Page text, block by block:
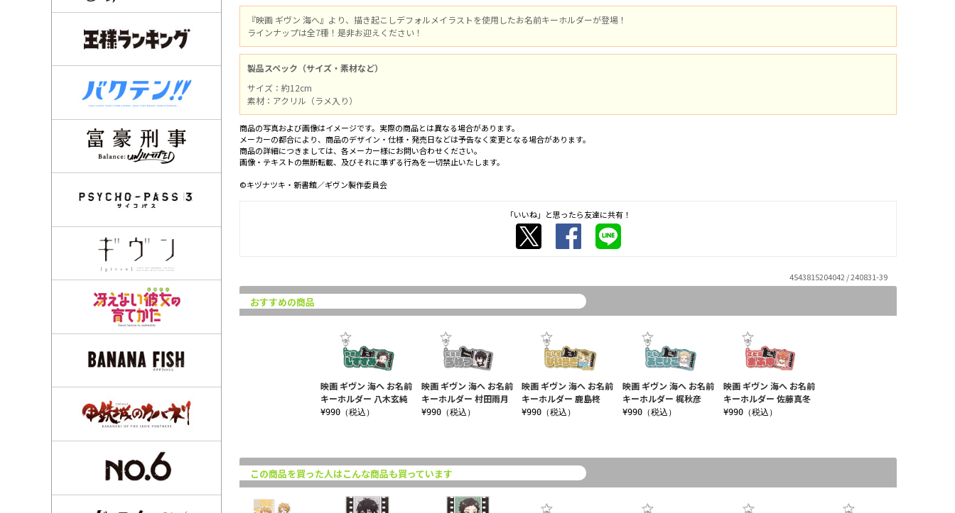
『映画 ギヴン 海へ』より、描き起こしデフォルメイラストを使用したお名前キーホルダーが登場！
ラインナップは全7種！是非お迎えください！
製品スペック（サイズ・素材など）
サイズ：約12cm
素材：アクリル（ラメ入り）
商品の写真および画像はイメージです。実際の商品とは異なる場合があります。
メーカーの都合により、商品のデザイン・仕様・発売日などは予告なく変更となる場合があります。
商品の詳細につきましては、各メーカー様にお問い合わせください。
画像・テキストの無断転載、及びそれに準ずる行為を一切禁止いたします。
©キヅナツキ・新書館／ギヴン製作委員会
「いいね」と思ったら友達に共有！
4543815204042 / 240831-39
おすすめの商品
映画 ギヴン 海へ お名前
キーホルダー 鹿島柊
¥990（税込）
映画 ギヴン 海へ お名前
キーホルダー 梶秋彦
¥990（税込）
映画 ギヴン 海へ お名前
キーホルダー 佐藤真冬
¥990（税込）
映画 ギヴン 海へ お名前
キーホルダー 八木玄純
¥990（税込）
映画 ギヴン 海へ お名前
キーホルダー 村田雨月
¥990（税込）
この商品を買った人はこんな商品も買っています